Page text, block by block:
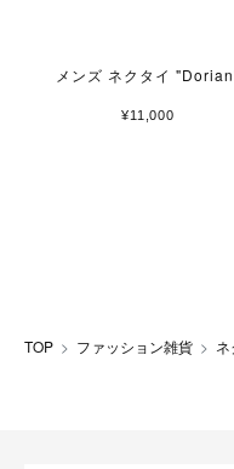
メンズ ネクタイ
¥11,000
TOP ファッション雑貨 ネ